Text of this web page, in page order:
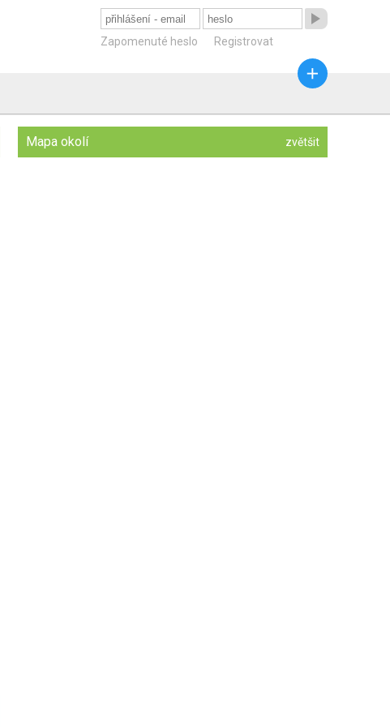

Zapomenuté heslo Registrovat

Mapa okolí zvětšit